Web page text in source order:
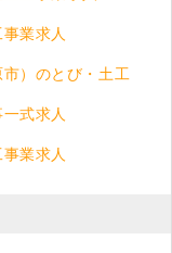
業求人
）のとび・土工
式求人
業求人